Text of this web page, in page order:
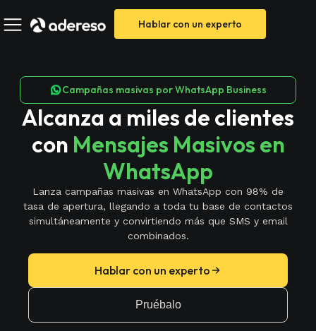
Hablar con un experto
Campañas masivas por WhatsApp Business
Alcanza a miles de clientes
con Mensajes Masivos en
WhatsApp
Lanza campañas masivas en WhatsApp con 98% de
tasa de apertura, llegando a toda tu base de contactos
simultáneamente y convirtiendo más que SMS y email
combinados.
Hablar con un experto
Pruébalo